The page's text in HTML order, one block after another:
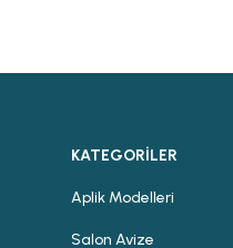
KATEGORİLER
Aplik Modelleri
Salon Avize